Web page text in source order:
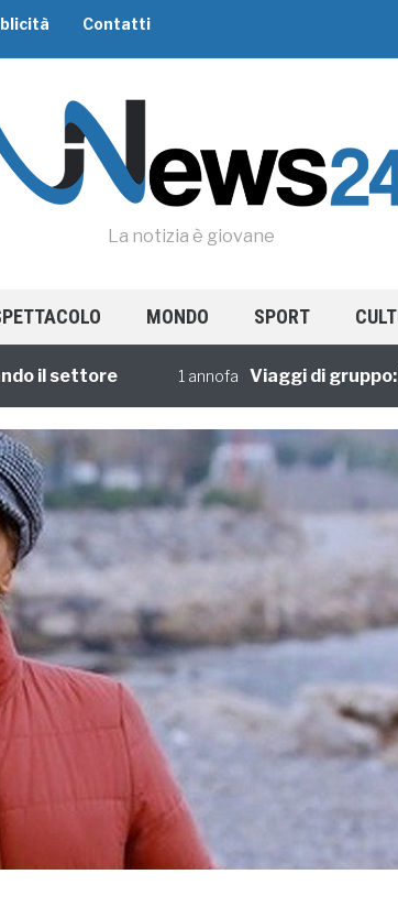
Contatti
La notizia è giovane
MONDO SPORT
settore 1 annofa Viaggi di gruppo: